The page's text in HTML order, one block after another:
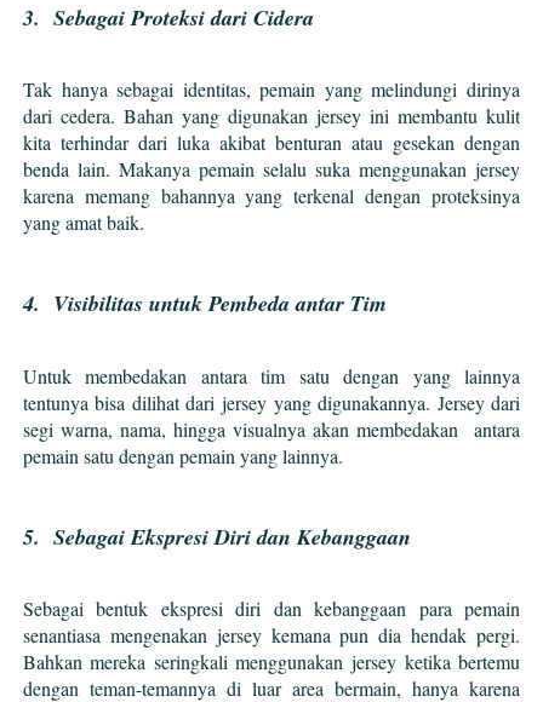
3. Sebagai Proteksi dari Cidera
Tak hanya sebagai identitas, pemain yang melindungi dirinya
dari cedera. Bahan yang digunakan jersey ini membantu kulit
kita terhindar dari luka akibat benturan atau gesekan dengan
benda lain. Makanya pemain selalu suka menggunakan jersey
karena memang bahannya yang terkenal dengan proteksinya
yang amat baik.
4. Visibilitas untuk Pembeda antar Tim
Untuk membedakan antara tim satu dengan yang lainnya
tentunya bisa dilihat dari jersey yang digunakannya. Jersey dari
segi warna, nama, hingga visualnya akan membedakan antara
pemain satu dengan pemain yang lainnya.
5. Sebagai Ekspresi Diri dan Kebanggaan
Sebagai bentuk ekspresi diri dan kebanggaan para pemain
senantiasa mengenakan jersey kemana pun dia hendak pergi.
Bahkan mereka seringkali menggunakan jersey ketika bertemu
dengan teman-temannya di luar area bermain, hanya karena